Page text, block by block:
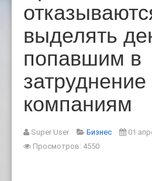
выделять
попавшим в
затруднение
компаниям
Super User Бизнес
01
Просмотров: 4550